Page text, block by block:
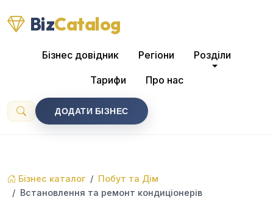
BizCatalog
Бізнес довідник Регіони Розділи
Тарифи Про нас
ДОДАТИ БІЗНЕС
Бізнес каталог
Побут та Дім
Встановлення та ремонт кондиціонерів